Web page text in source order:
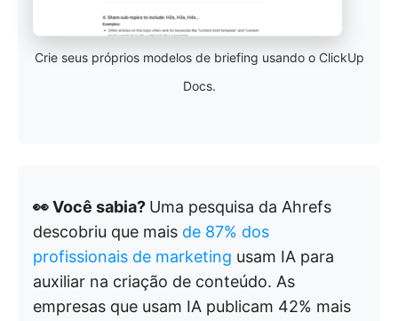
Crie seus próprios modelos de briefing usando o ClickUp
Docs.
👀 Você sabia? Uma pesquisa da Ahrefs
descobriu que mais de 87% dos
profissionais de marketing usam IA para
auxiliar na criação de conteúdo. As
empresas que usam IA publicam 42% mais